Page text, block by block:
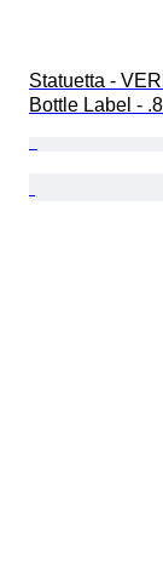
Statuetta -
Bottle Label -